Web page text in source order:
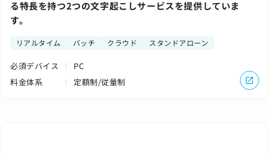
る特長を持つ2つの文字起こしサービスを提供していま
す。
リアルタイム バッチ クラウド スタンドアローン
必須デバイス
PC
料金体系
定額制/従量制